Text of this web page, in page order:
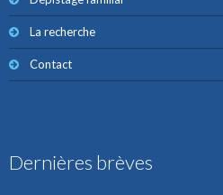
La recherche
Contact
Dernières brèves